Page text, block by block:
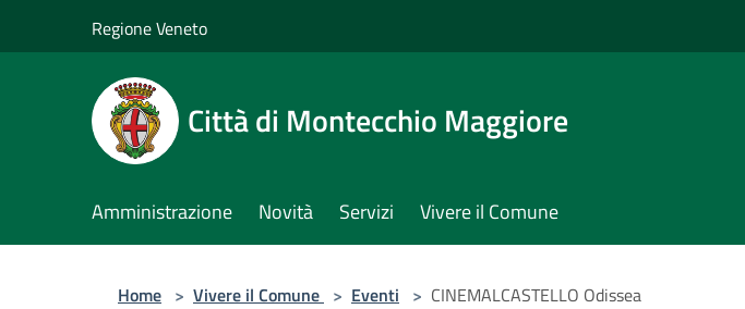
Regione Veneto
Città di Montecchio Maggiore
Amministrazione Novità Servizi Vivere il Comune
Home > Vivere il Comune > Eventi > CINEMALCASTELLO Odissea